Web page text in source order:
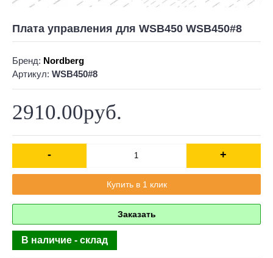
Плата управления для WSB450 WSB450#8
Бренд: Nordberg
Артикул: WSB450#8
2910.00руб.
- +
Купить в 1 клик
Заказать
В наличие - склад